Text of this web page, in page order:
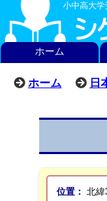
小中高大学
ホーム
ホーム 日
位置： 北